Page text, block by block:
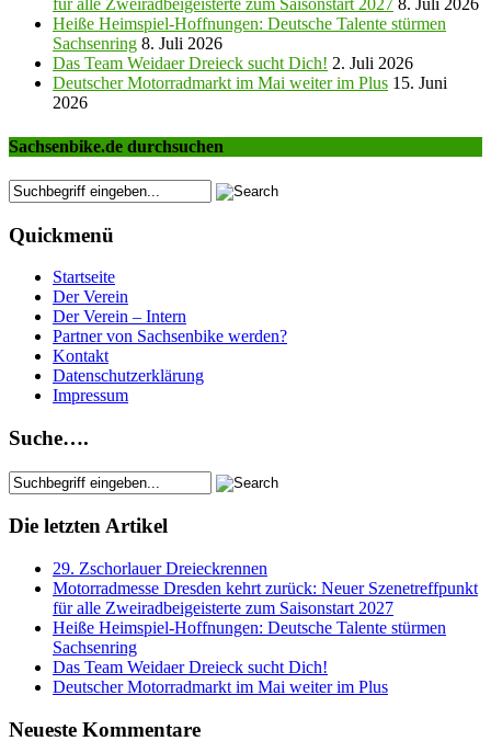
für alle Zweiradbeigeisterte zum Saisonstart 2027 8. Juli 2026
Heiße Heimspiel-Hoffnungen: Deutsche Talente stürmen
Sachsenring 8. Juli 2026
Das Team Weidaer Dreieck sucht Dich! 2. Juli 2026
Deutscher Motorradmarkt im Mai weiter im Plus 15. Juni
2026
Sachsenbike.de durchsuchen
Quickmenü
Startseite
Der Verein
Der Verein – Intern
Partner von Sachsenbike werden?
Kontakt
Datenschutzerklärung
Impressum
Suche….
Die letzten Artikel
29. Zschorlauer Dreieckrennen
Motorradmesse Dresden kehrt zurück: Neuer Szenetreffpunkt
für alle Zweiradbeigeisterte zum Saisonstart 2027
Heiße Heimspiel-Hoffnungen: Deutsche Talente stürmen
Sachsenring
Das Team Weidaer Dreieck sucht Dich!
Deutscher Motorradmarkt im Mai weiter im Plus
Neueste Kommentare